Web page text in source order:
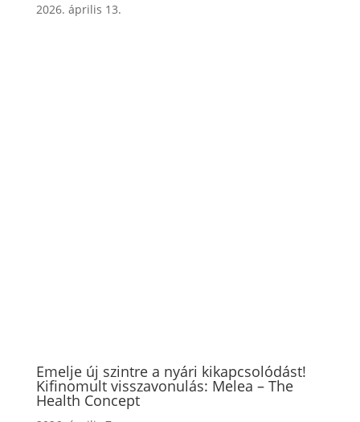
2026. április 13.
Emelje új szintre a nyári kikapcsolódást!
Kifinomult visszavonulás: Melea – The
Health Concept